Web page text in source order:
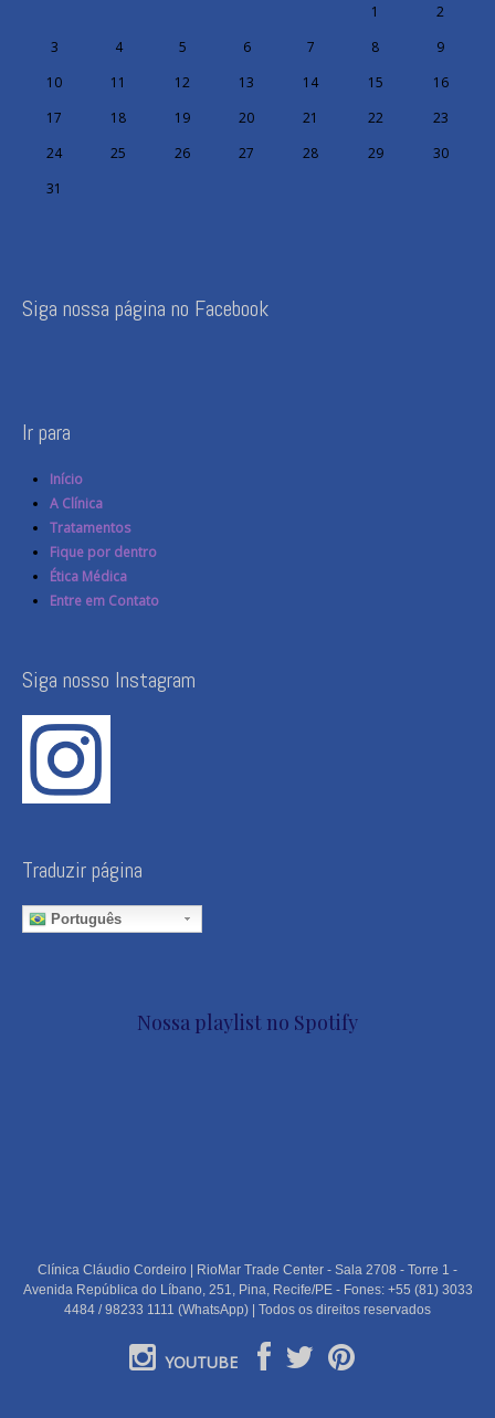
1
2
3
4 5 6 7 8
9
10
11 12 13 14 15
16
17
18 19 20 21 22
23
24
25 26 27 28 29
30
31
Siga nossa página no Facebook
Ir para
Início
A Clínica
Tratamentos
Fique por dentro
Ética Médica
Entre em Contato
Siga nosso Instagram
Traduzir página
Português
Nossa playlist no Spotify
Clínica Cláudio Cordeiro | RioMar Trade Center - Sala 2708 - Torre 1 -
Avenida República do Líbano, 251, Pina, Recife/PE - Fones: +55 (81) 3033
4484 / 98233 1111 (WhatsApp) | Todos os direitos reservados
YOUTUBE